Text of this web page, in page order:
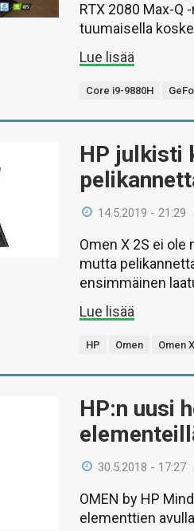
RTX 2080 Max-
tuumaisella
Lue lisää
Core i9-9880H
HP julkisti
14.5.2019 - 21:29
Omen X 2S ei
mutta
ensimmäinen
Lue lisää
HP Omen Omen
HP:n uusi
30.5.2018 - 17:27
OMEN by HP
elementtien